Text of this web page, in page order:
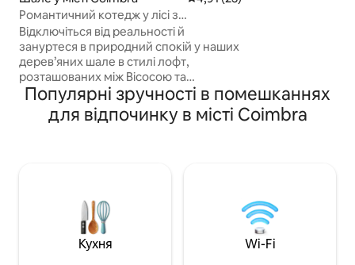
Романтичний котедж у лісі з
гідромасажною ванною
Відключіться від реальності й
зануртеся в природний спокій у наших
дерев’яних шале в стилі лофт,
розташованих між Вісосою та
Коїмброю. Кожне шале пропонує
комфорт і тепло, з унікальними
деталями, міні-кухнею, а також
барбекю. У середині лісу, 8 км від
центру Вісоси. Наші шале — ідеальне
місце для відпочинку для пар і друзів,
які хочуть відпочити в безпосередній
Популярні зручності в помешканнях
для відпочинку в місті Coimbra
Кухня Wi-Fi